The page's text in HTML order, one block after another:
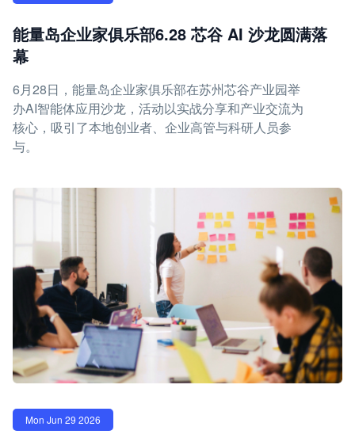
能量岛企业家俱乐部6.28 芯谷 AI 沙龙圆满落
幕
6月28日，能量岛企业家俱乐部在苏州芯谷产业园举
办AI智能体应用沙龙，活动以实战分享和产业交流为
核心，吸引了本地创业者、企业高管与科研人员参
与。
Mon Jun 29 2026